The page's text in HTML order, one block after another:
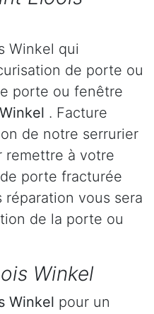
Winkel qui
de porte ou
porte ou fenêtre
. Facture
de notre serrurier
remettre à votre
porte fracturée
vous sera
de la porte ou
Winkel
Winkel pour un